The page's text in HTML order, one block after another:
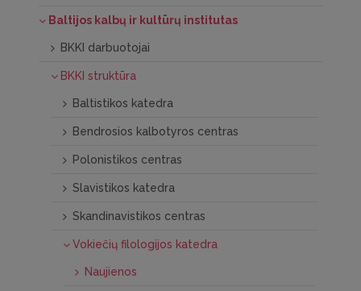
Baltijos kalbų ir kultūrų institutas
BKKI darbuotojai
BKKI struktūra
Baltistikos katedra
Bendrosios kalbotyros centras
Polonistikos centras
Slavistikos katedra
Skandinavistikos centras
Vokiečių filologijos katedra
Naujienos